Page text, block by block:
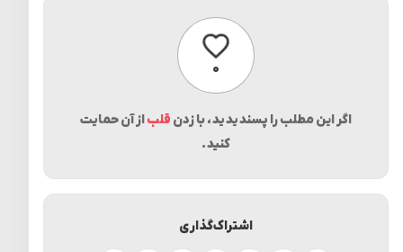
۰پسندیدن
اگر این مطلب را پسندیدید، با زدن قلباز آن حمایت
کنید.
اشتراک‌گذاری